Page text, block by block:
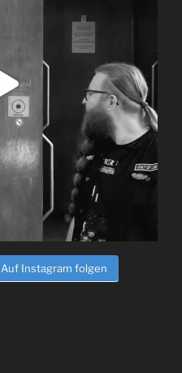
Auf Instagram folgen